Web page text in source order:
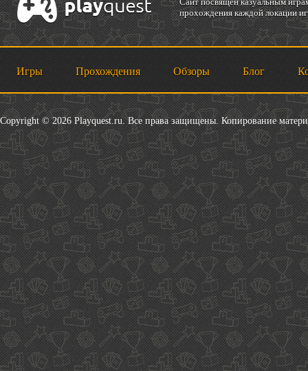
прохождения каждой локации
Игры Прохождения Обзоры Блог
Copyright © 2026 Playquest.ru. Все права защищены. Копирование